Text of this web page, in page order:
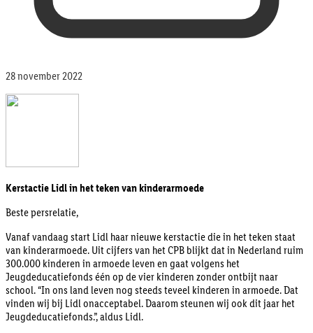
28 november 2022
Kerstactie Lidl in het teken van kinderarmoede
Beste persrelatie,
Vanaf vandaag start Lidl haar nieuwe kerstactie die in het teken staat
van kinderarmoede. Uit cijfers van het CPB blijkt dat in Nederland ruim
300.000 kinderen in armoede leven en gaat volgens het
Jeugdeducatiefonds één op de vier kinderen zonder ontbijt naar
school. “In ons land leven nog steeds teveel kinderen in armoede. Dat
vinden wij bij Lidl onacceptabel. Daarom steunen wij ook dit jaar het
Jeugdeducatiefonds.”, aldus Lidl.